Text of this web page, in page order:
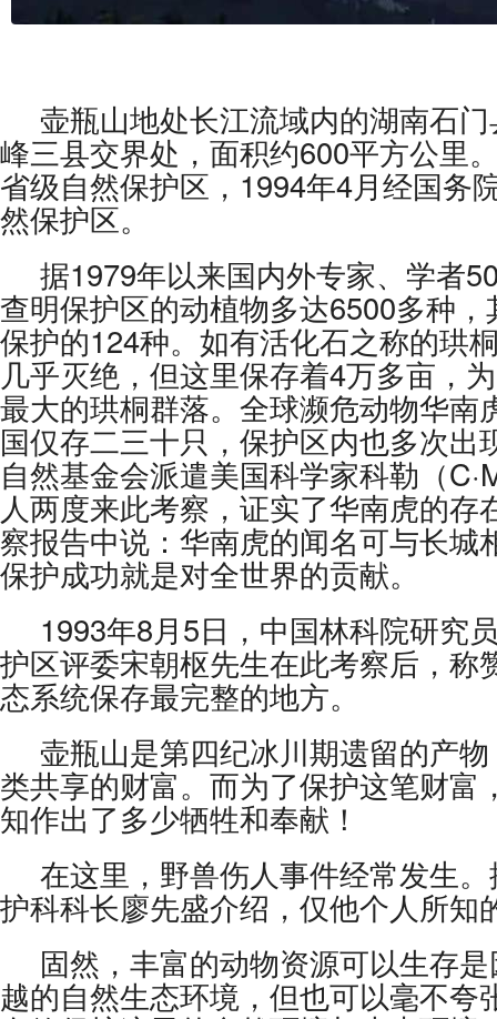
壶瓶山地处长江流域内的湖南石
峰三县交界处，面积约600平方公里
省级自然保护区，1994年4月经国务
然保护区。
据1979年以来国内外专家、学者
查明保护区的动植物多达6500多种
保护的124种。如有活化石之称的珙
几乎灭绝，但这里保存着4万多亩，
最大的珙桐群落。全球濒危动物华南
国仅存二三十只，保护区内也多次出
自然基金会派遣美国科学家科勒（
人两度来此考察，证实了华南虎的存
察报告中说：华南虎的闻名可与长城
保护成功就是对全世界的贡献。
1993年8月5日，中国林科院研究
护区评委宋朝枢先生在此考察后，称
态系统保存最完整的地方。
壶瓶山是第四纪冰川期遗留的产
类共享的财富。而为了保护这笔财富
知作出了多少牺牲和奉献！
在这里，野兽伤人事件经常发生
护科科长廖先盛介绍，仅他个人所知
固然，丰富的动物资源可以生存
越的自然生态环境，但也可以毫不夸